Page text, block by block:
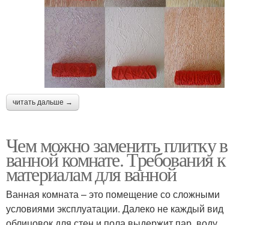
читать дальше →
Чем можно заменить плитку в
ванной комнате. Требования к
материалам для ванной
Ванная комната – это помещение со сложными
условиями эксплуатации. Далеко не каждый вид